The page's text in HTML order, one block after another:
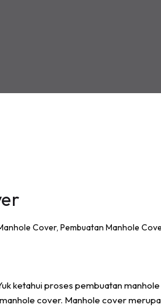
Cover, Pembuatan Manhole
ketahui proses pembuatan manhole
cover. Manhole cover